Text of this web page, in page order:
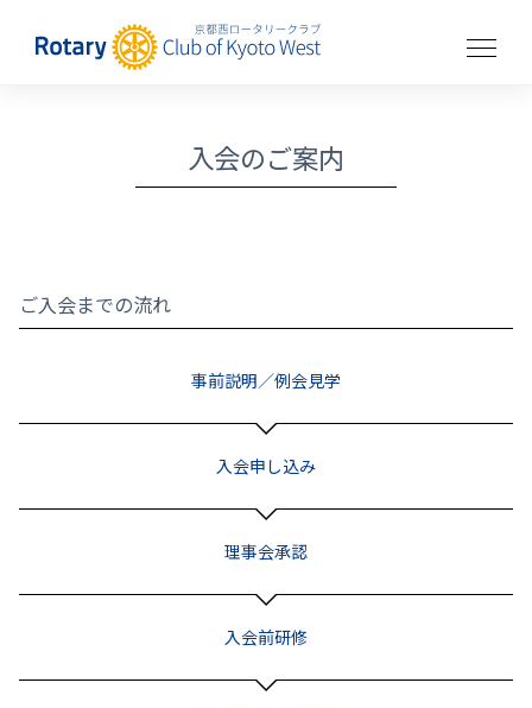
入会のご案内
ご入会までの流れ
事前説明／例会見学
入会申し込み
理事会承認
入会前研修